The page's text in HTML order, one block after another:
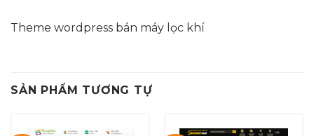
Theme wordpress bán máy lọc khí
SẢN PHẨM TƯƠNG TỰ